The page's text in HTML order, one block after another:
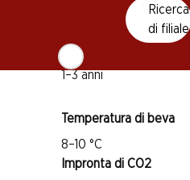
Ricerca
di filiale
Maturità di beva
1–3 anni
Temperatura di beva
8–10 °C
Impronta di CO2